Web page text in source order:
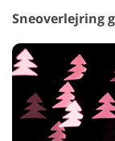
Sneoverlejring